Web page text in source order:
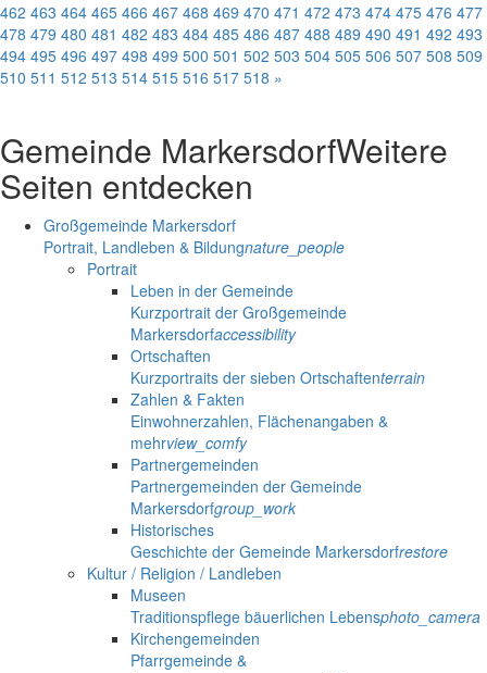
462 463 464 465 466 467 468 469 470 471 472 473 474 475 476 477
478 479 480 481 482 483 484 485 486 487 488 489 490 491 492 493
494 495 496 497 498 499 500 501 502 503 504 505 506 507 508 509
510 511 512 513 514 515 516 517 518 »
Gemeinde MarkersdorfWeitere
Seiten entdecken
Großgemeinde Markersdorf
Portrait, Landleben & Bildungnature_people
Portrait
Leben in der Gemeinde
Kurzportrait der Großgemeinde
Markersdorfaccessibility
Ortschaften
Kurzportraits der sieben Ortschaftenterrain
Zahlen & Fakten
Einwohnerzahlen, Flächenangaben &
mehrview_comfy
Partnergemeinden
Partnergemeinden der Gemeinde
Markersdorfgroup_work
Historisches
Geschichte der Gemeinde Markersdorfrestore
Kultur / Religion / Landleben
Museen
Traditionspflege bäuerlichen Lebensphoto_camera
Kirchengemeinden
Pfarrgemeinde &